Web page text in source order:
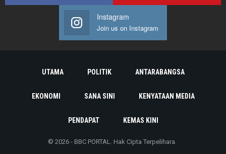
Instagram
Join us on Instagram
UTAMA POLITIK ANTARABANGSA
EKONOMI SANA SINI KENYATAAN MEDIA
PENDAPAT KEMAS KINI
© 2026 - BBC PORTAL. Hak Cipta Terpelihara.